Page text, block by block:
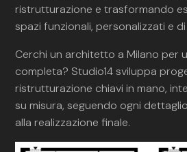
ristrutturazione e trasformando
spazi funzionali, personalizzati e
Cerchi un architetto a Milano per
completa? Studio14 sviluppa
ristrutturazione chiavi in mano,
su misura, seguendo ogni
alla realizzazione finale.